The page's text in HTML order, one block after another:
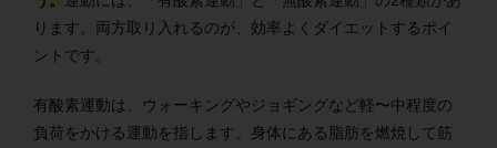
ります。両方取り入れるのが、効率よくダイエットするポイ
ントです。
有酸素運動は、ウォーキングやジョギングなど軽〜中程度の
負荷をかける運動を指します。身体にある脂肪を燃焼して筋